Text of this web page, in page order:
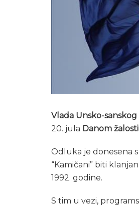
Vlada Unsko-
20. jula Danom
Odluka je donesena
“Kamičani” biti
1992. godine.
S tim u vezi,